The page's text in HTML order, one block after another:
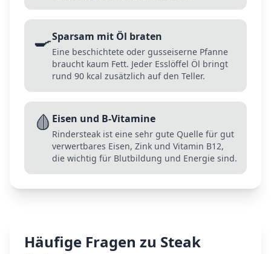
🍳Sparsam mit Öl braten
Eine beschichtete oder gusseiserne Pfanne
braucht kaum Fett. Jeder Esslöffel Öl bringt
rund 90 kcal zusätzlich auf den Teller.
🩸 Eisen und B-Vitamine
Rindersteak ist eine sehr gute Quelle für gut
verwertbares Eisen, Zink und Vitamin B12,
die wichtig für Blutbildung und Energie sind.
Häufige Fragen zu Steak